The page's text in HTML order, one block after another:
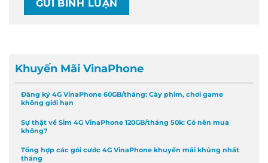
Khuyến Mãi VinaPhone
Đăng ký 4G VinaPhone 60GB/tháng: Cày phim, chơi game
không giới hạn
Sự thật về Sim 4G VinaPhone 120GB/tháng 50k: Có nên mua
không?
Tổng hợp các gói cước 4G VinaPhone khuyến mãi khủng nhất
tháng